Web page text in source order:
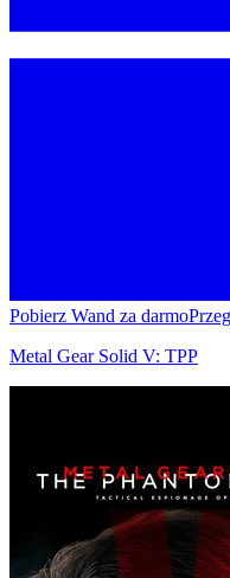
Pobierz Wand za darmo
Metal Gear Solid V: TPP